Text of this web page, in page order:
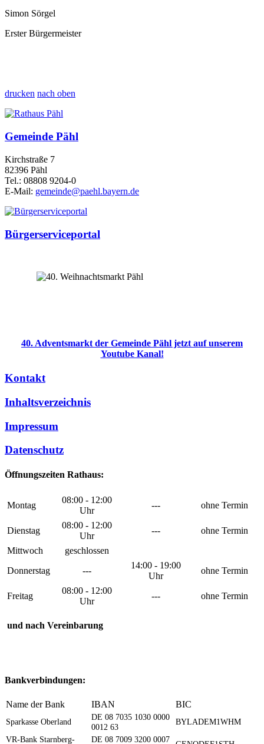
Simon Sörgel
Erster Bürgermeister
drucken nach oben
Gemeinde Pähl
Kirchstraße 7
82396 Pähl
Tel.: 08808 9204-0
E-Mail: gemeinde@paehl.bayern.de
Bürgerserviceportal
40. Adventsmarkt der Gemeinde Pähl jetzt auf unserem
Youtube Kanal!
Kontakt
Inhaltsverzeichnis
Impressum
Datenschutz
Öffnungszeiten Rathaus:
Montag
08:00 - 12:00
Uhr
--- ohne Termin
Dienstag
08:00 - 12:00
Uhr
---
ohne Termin
Mittwoch
geschlossen
Donnerstag
---
14:00 - 19:00
Uhr
ohne Termin
Freitag
08:00 - 12:00
Uhr
--- ohne Termin
und nach Vereinbarung
Bankverbindungen:
Name der Bank IBAN BIC
Sparkasse Oberland
DE 08 7035 1030 0000
0012 63
BYLADEM1WHM
VR-Bank Starnberg-
DE 08 7009 3200 0007